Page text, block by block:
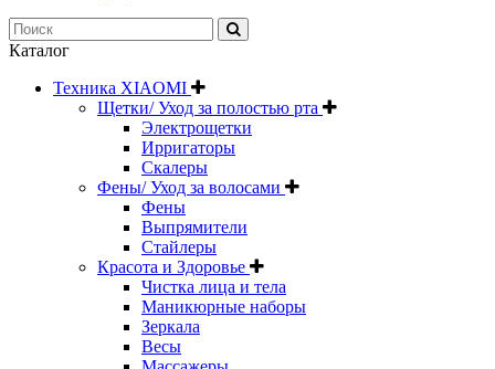
Каталог
Техника XIAOMI
Щетки/ Уход за полостью рта
Электрощетки
Ирригаторы
Скалеры
Фены/ Уход за волосами
Фены
Выпрямители
Стайлеры
Красота и Здоровье
Чистка лица и тела
Маникюрные наборы
Зеркала
Весы